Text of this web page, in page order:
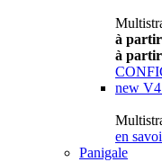
à partir
à
new
en
Panigale